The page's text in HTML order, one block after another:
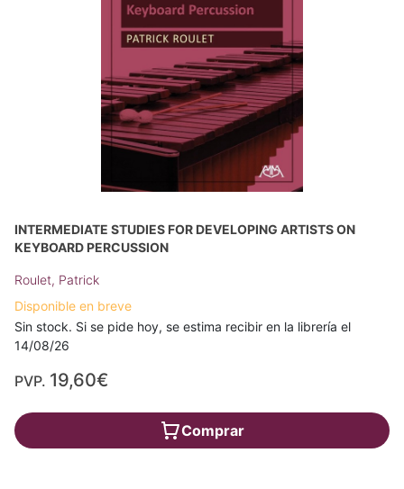
INTERMEDIATE STUDIES FOR DEVELOPING ARTISTS ON
KEYBOARD PERCUSSION
Roulet, Patrick
Disponible en breve
Sin stock. Si se pide hoy, se estima recibir en la librería el
14/08/26
PVP. 19,60€
Comprar